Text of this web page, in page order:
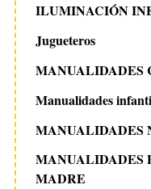
ILUMINACIÓN
Jugueteros
MANUALIDADES
Manualidades
MANUALIDADES
MANUALIDADES
MADRE